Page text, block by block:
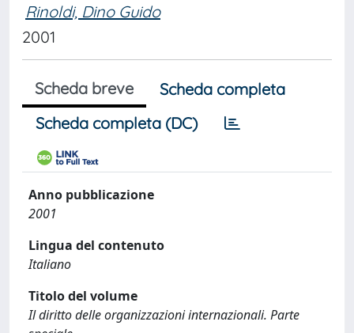
Rinoldi, Dino Guido
2001
Scheda breve
Scheda completa
Scheda completa (DC)
Anno pubblicazione
2001
Lingua del contenuto
Italiano
Titolo del volume
Il diritto delle organizzazioni internazionali. Parte